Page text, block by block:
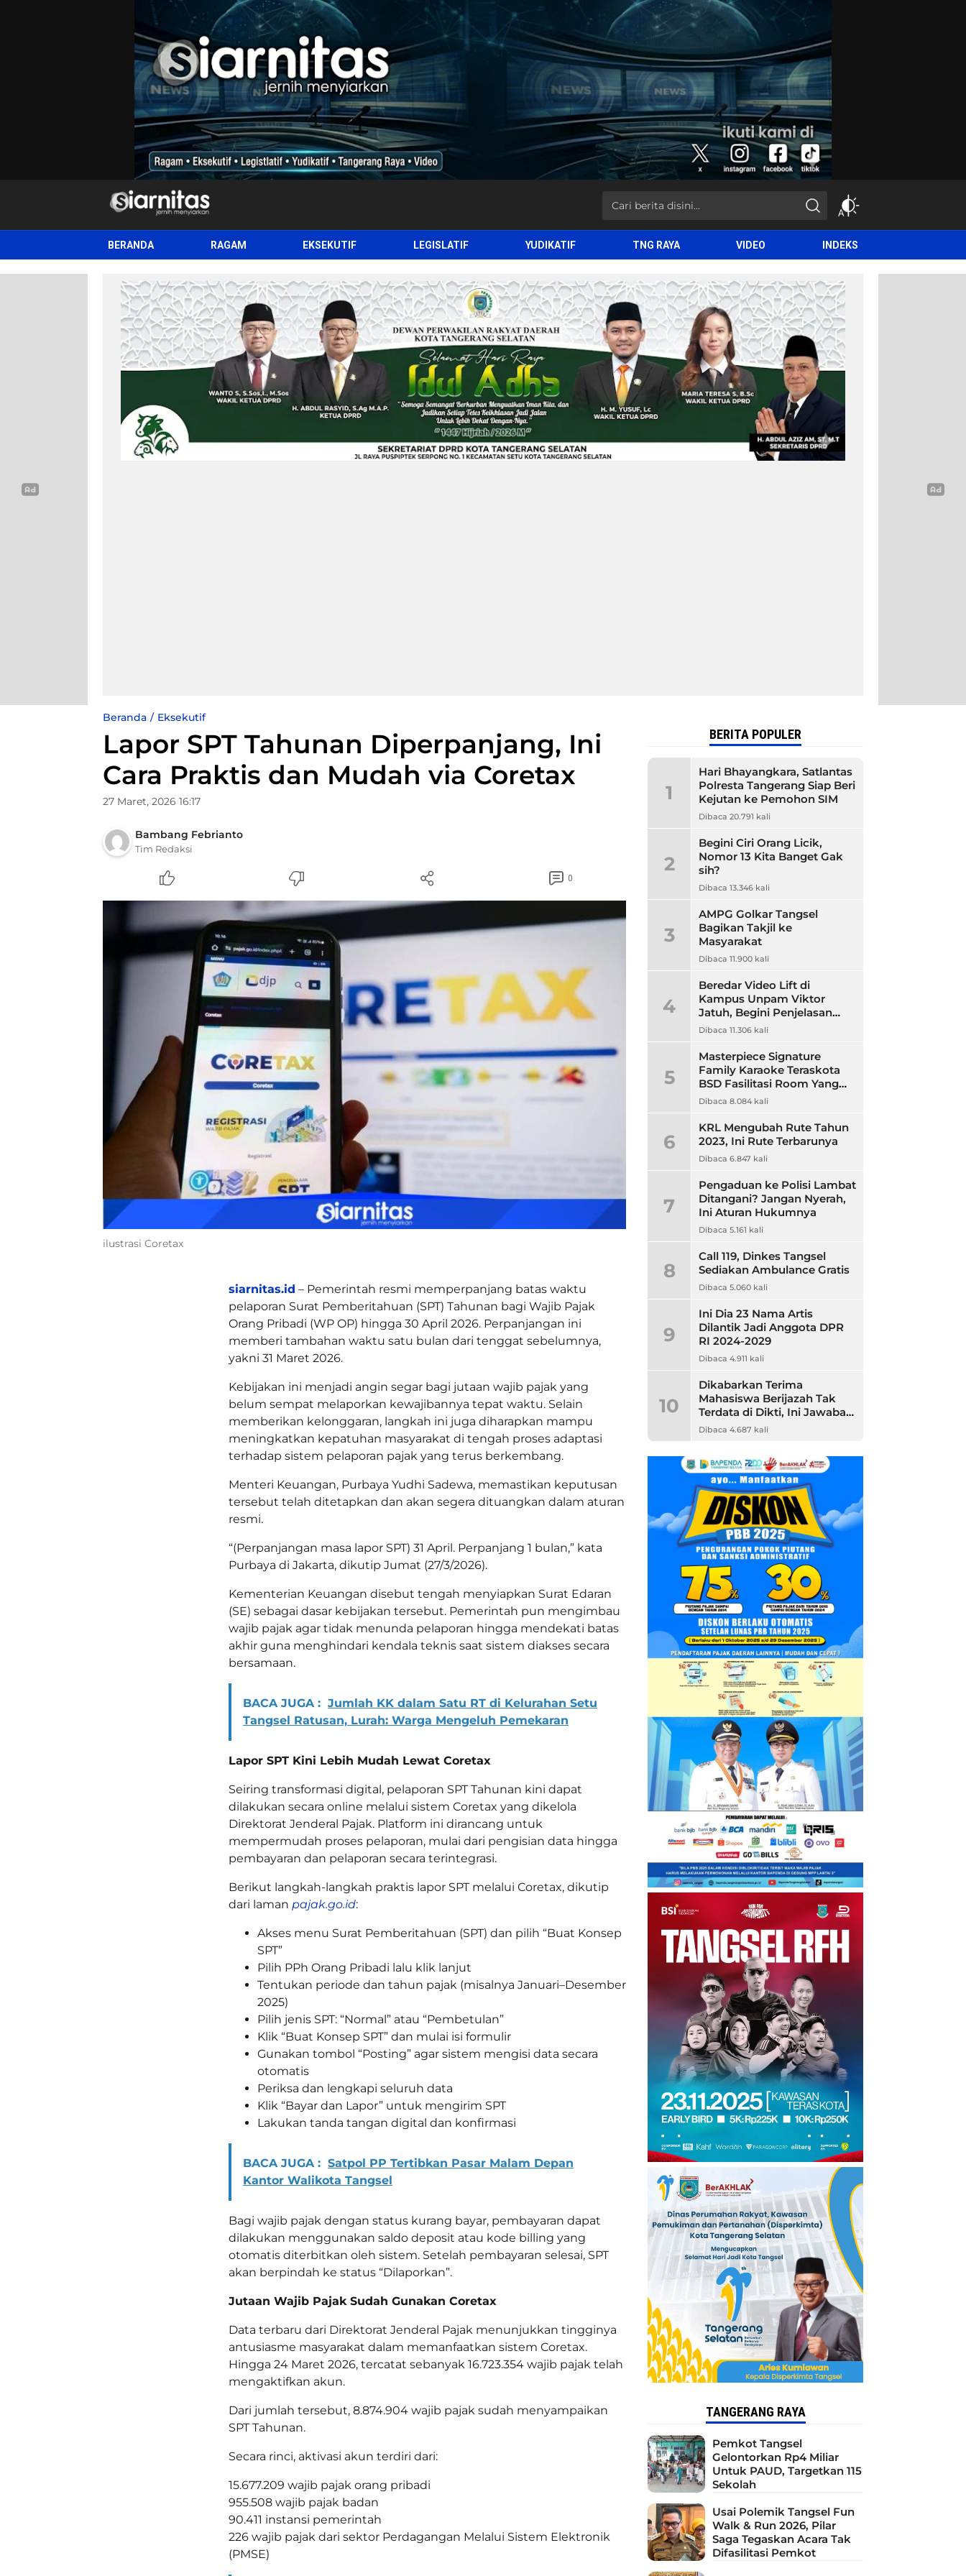
siarnitas
Jernih Menyiarkan
BERANDA RAGAM EKSEKUTIF LEGISLATIF YUDIKATIF TNG RAYA VIDEO INDEKS
Beranda Eksekutif
Lapor SPT Tahunan Diperpanjang, Ini
Cara Praktis dan Mudah via Coretax
27 Maret, 2026 16:17
Bambang Febrianto
Tim Redaksi
0
ilustrasi Coretax
siarnitas.id – Pemerintah resmi memperpanjang batas waktu
pelaporan Surat Pemberitahuan (SPT) Tahunan bagi Wajib Pajak
Orang Pribadi (WP OP) hingga 30 April 2026. Perpanjangan ini
memberi tambahan waktu satu bulan dari tenggat sebelumnya,
yakni 31 Maret 2026.
Kebijakan ini menjadi angin segar bagi jutaan wajib pajak yang
belum sempat melaporkan kewajibannya tepat waktu. Selain
memberikan kelonggaran, langkah ini juga diharapkan mampu
meningkatkan kepatuhan masyarakat di tengah proses adaptasi
terhadap sistem pelaporan pajak yang terus berkembang.
Menteri Keuangan, Purbaya Yudhi Sadewa, memastikan keputusan
tersebut telah ditetapkan dan akan segera dituangkan dalam aturan
resmi.
“(Perpanjangan masa lapor SPT) 31 April. Perpanjang 1 bulan,” kata
Purbaya di Jakarta, dikutip Jumat (27/3/2026).
Kementerian Keuangan disebut tengah menyiapkan Surat Edaran
(SE) sebagai dasar kebijakan tersebut. Pemerintah pun mengimbau
wajib pajak agar tidak menunda pelaporan hingga mendekati batas
akhir guna menghindari kendala teknis saat sistem diakses secara
bersamaan.
BACA JUGA : Jumlah KK dalam Satu RT di Kelurahan Setu
Tangsel Ratusan, Lurah: Warga Mengeluh Pemekaran
Lapor SPT Kini Lebih Mudah Lewat Coretax
Seiring transformasi digital, pelaporan SPT Tahunan kini dapat
dilakukan secara online melalui sistem Coretax yang dikelola
Direktorat Jenderal Pajak. Platform ini dirancang untuk
mempermudah proses pelaporan, mulai dari pengisian data hingga
pembayaran dan pelaporan secara terintegrasi.
Berikut langkah-langkah praktis lapor SPT melalui Coretax, dikutip
dari laman pajak.go.id:
Akses menu Surat Pemberitahuan (SPT) dan pilih “Buat Konsep
SPT”
Pilih PPh Orang Pribadi lalu klik lanjut
Tentukan periode dan tahun pajak (misalnya Januari–Desember
2025)
Pilih jenis SPT: “Normal” atau “Pembetulan”
Klik “Buat Konsep SPT” dan mulai isi formulir
Gunakan tombol “Posting” agar sistem mengisi data secara
otomatis
Periksa dan lengkapi seluruh data
Klik “Bayar dan Lapor” untuk mengirim SPT
Lakukan tanda tangan digital dan konfirmasi
BACA JUGA : Satpol PP Tertibkan Pasar Malam Depan
Kantor Walikota Tangsel
Bagi wajib pajak dengan status kurang bayar, pembayaran dapat
dilakukan menggunakan saldo deposit atau kode billing yang
otomatis diterbitkan oleh sistem. Setelah pembayaran selesai, SPT
akan berpindah ke status “Dilaporkan”.
Jutaan Wajib Pajak Sudah Gunakan Coretax
Data terbaru dari Direktorat Jenderal Pajak menunjukkan tingginya
antusiasme masyarakat dalam memanfaatkan sistem Coretax.
Hingga 24 Maret 2026, tercatat sebanyak 16.723.354 wajib pajak telah
mengaktifkan akun.
Dari jumlah tersebut, 8.874.904 wajib pajak sudah menyampaikan
SPT Tahunan.
Secara rinci, aktivasi akun terdiri dari:
15.677.209 wajib pajak orang pribadi
955.508 wajib pajak badan
90.411 instansi pemerintah
226 wajib pajak dari sektor Perdagangan Melalui Sistem Elektronik
(PMSE)
BERITA POPULER
1
Hari Bhayangkara, Satlantas
Polresta Tangerang Siap Beri
Kejutan ke Pemohon SIM
Dibaca 20.791 kali
2
Begini Ciri Orang Licik,
Nomor 13 Kita Banget Gak
sih?
Dibaca 13.346 kali
3
AMPG Golkar Tangsel
Bagikan Takjil ke
Masyarakat
Dibaca 11.900 kali
4
Beredar Video Lift di
Kampus Unpam Viktor
Jatuh, Begini Penjelasan
Rektor Unpam
Dibaca 11.306 kali
5
Masterpiece Signature
Family Karaoke Teraskota
BSD Fasilitasi Room Yang
Nyaman dan Harga
Dibaca 8.084 kali
6
KRL Mengubah Rute Tahun
2023, Ini Rute Terbarunya
Dibaca 6.847 kali
7
Pengaduan ke Polisi Lambat
Ditangani? Jangan Nyerah,
Ini Aturan Hukumnya
Dibaca 5.161 kali
8
Call 119, Dinkes Tangsel
Sediakan Ambulance Gratis
Dibaca 5.060 kali
9
Ini Dia 23 Nama Artis
Dilantik Jadi Anggota DPR
RI 2024-2029
Dibaca 4.911 kali
10
Dikabarkan Terima
Mahasiswa Berijazah Tak
Terdata di Dikti, Ini Jawaban
Unpam
Dibaca 4.687 kali
TANGERANG RAYA
Pemkot Tangsel
Gelontorkan Rp4 Miliar
Untuk PAUD, Targetkan 115
Sekolah
Usai Polemik Tangsel Fun
Walk & Run 2026, Pilar
Saga Tegaskan Acara Tak
Difasilitasi Pemkot